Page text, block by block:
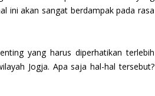
ini akan sangat berdampak pada rasa
yang harus diperhatikan terlebih
Jogja. Apa saja hal-hal tersebut?